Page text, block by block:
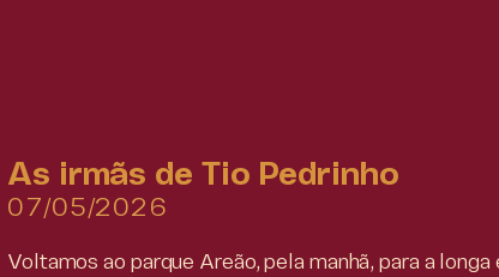
As irmãs de Tio Pedrinho
07/05/2026
Voltamos ao parque Areão, pela manhã, para a